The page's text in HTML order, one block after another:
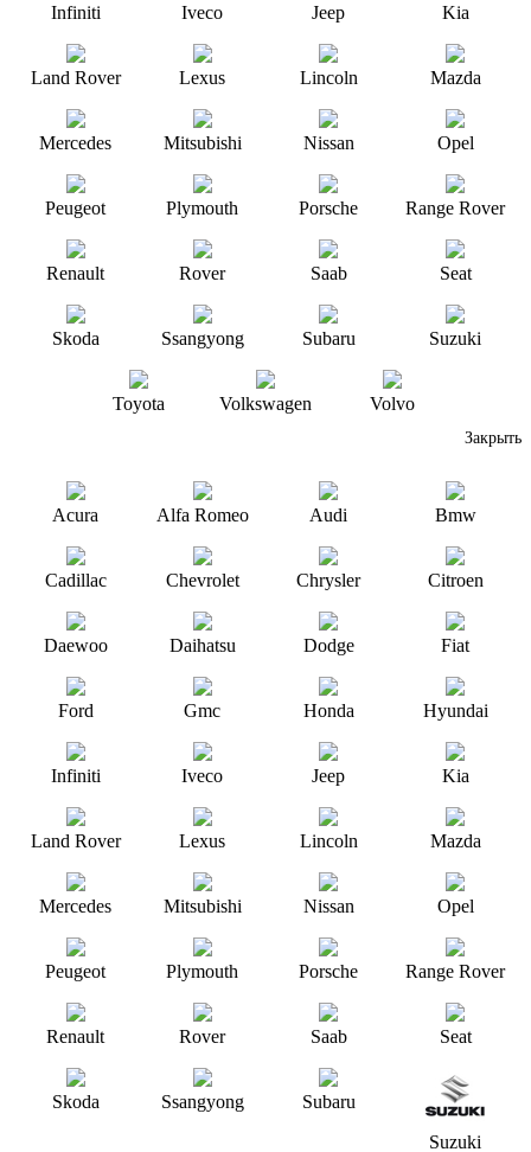
Infiniti Iveco Jeep Kia
Land Rover Lexus Lincoln Mazda
Mercedes Mitsubishi Nissan Opel
Peugeot Plymouth Porsche Range Rover
Renault Rover Saab Seat
Skoda Ssangyong Subaru Suzuki
Toyota Volkswagen Volvo
Закрыть
Acura Alfa Romeo Audi Bmw
Cadillac Chevrolet Chrysler Citroen
Daewoo Daihatsu Dodge Fiat
Ford Gmc Honda Hyundai
Infiniti Iveco Jeep Kia
Land Rover Lexus Lincoln Mazda
Mercedes Mitsubishi Nissan Opel
Peugeot Plymouth Porsche Range Rover
Renault Rover Saab Seat
Skoda Ssangyong
Subaru
Suzuki